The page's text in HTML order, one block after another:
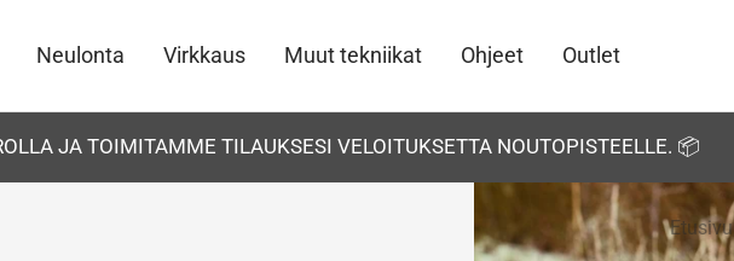
Neulonta Virkkaus Muut tekniikat Ohjeet Outlet
JA TOIMITAMME TILAUKSESI VELOITUKSETTA NOUTOPISTEELLE. 📦
Etusivu